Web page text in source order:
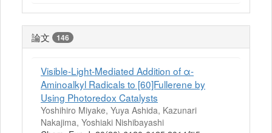
論文 146
Visible-Light-Mediated Addition of α-
Aminoalkyl Radicals to [60]Fullerene by
Using Photoredox Catalysts
Yoshihiro Miyake, Yuya Ashida, Kazunari
Nakajima, Yoshiaki Nishibayashi